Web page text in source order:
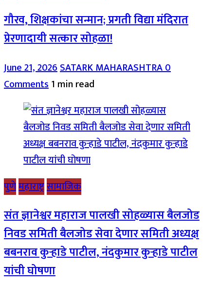
गौरव, शिक्षकांचा सन्मान; प्रगती विद्या मंदिरात
प्रेरणादायी सत्कार सोहळा!
June 21, 2026SATARK MAHARASHTRA0
Comments1 min read
पुणेमहाराष्ट्रसामाजिक
संत ज्ञानेश्वर महाराज पालखी सोहळ्यास बैलजोड
निवड समिती बैलजोड सेवा देणार समिती अध्यक्ष
बबनराव कुऱ्हाडे पाटील, नंदकुमार कुऱ्हाडे पाटील
यांची घोषणा